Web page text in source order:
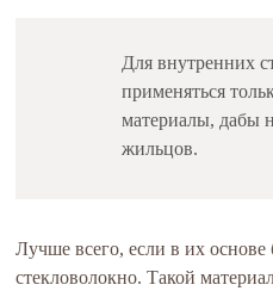
Для внутренних
применяться
материалы, дабы
жильцов.
Лучше всего, если в их основе
стекловолокно. Такой